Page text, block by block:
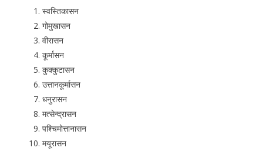
स्वस्तिकासन
गोमुखासन
वीरासन
कूर्मासन
कुक्कुटासन
उत्तानकूर्मासन
धनुरासन
मत्सेन्द्रासन
पश्चिमोत्तानासन
मयूरासन